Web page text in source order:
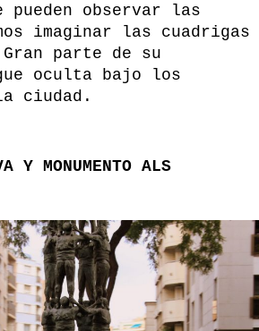
pueden observar las
imaginar las cuadrigas
parte de su
oculta bajo los
ciudad.
Y MONUMENTO ALS